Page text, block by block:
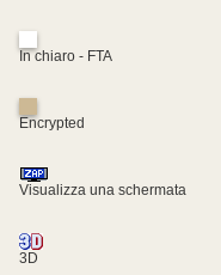
In chiaro - FTA
Encrypted
Visualizza una schermata
3D